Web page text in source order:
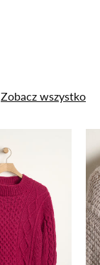
z 3 SLAJD
Zobacz wszystko